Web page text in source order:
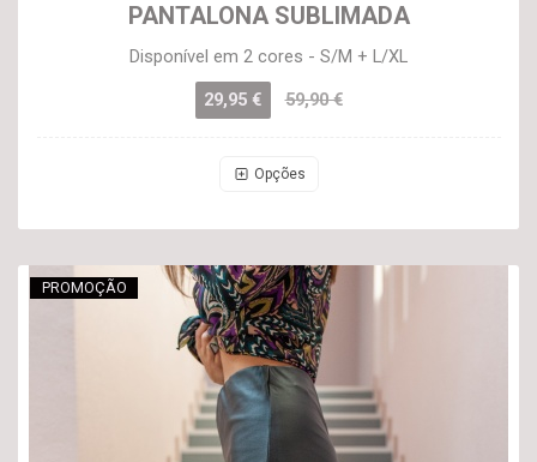
PANTALONA SUBLIMADA
Disponível em 2 cores - S/M + L/XL
29,95 €
59,90 €
Opções
PROMOÇÃO